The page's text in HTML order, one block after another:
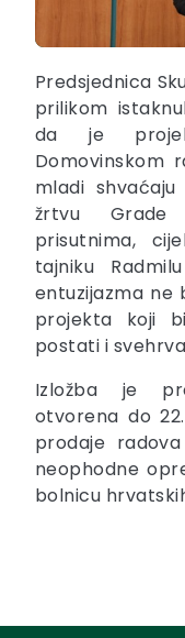
Predsjednica
prilikom
da je
Domovinskom
mladi
žrtvu Grade
prisutnima,
tajniku
entuzijazma ne
projekta koji
postati i
Izložba je
otvorena do
prodaje
neophodne
bolnicu